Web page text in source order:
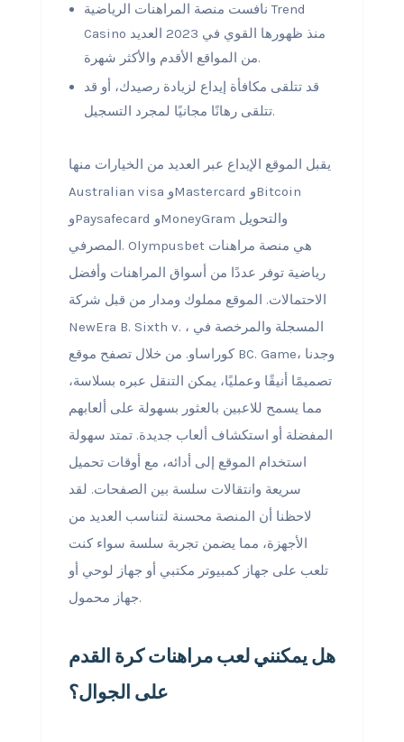
نافست منصة المراهنات الرياضية Trend
Casino منذ ظهورها القوي في 2023 العديد
من المواقع الأقدم والأكثر شهرة.
قد تتلقى مكافأة إيداع لزيادة رصيدك، أو قد
تتلقى رهانًا مجانيًا لمجرد التسجيل.
يقبل الموقع الإيداع عبر العديد من الخيارات منها
Australian visa وMastercard وBitcoin
وPaysafecard وMoneyGram والتحويل
المصرفي. Olympusbet هي منصة مراهنات
رياضية توفر عددًا من أسواق المراهنات وأفضل
الاحتمالات. الموقع مملوك ومدار من قبل شركة
NewEra B. Sixth v. ، المسجلة والمرخصة في
كوراساو. من خلال تصفح موقع BC. Game، وجدنا
تصميمًا أنيقًا وعمليًا، يمكن التنقل عبره بسلاسة،
مما يسمح للاعبين بالعثور بسهولة على ألعابهم
المفضلة أو استكشاف ألعاب جديدة. تمتد سهولة
استخدام الموقع إلى أدائه، مع أوقات تحميل
سريعة وانتقالات سلسة بين الصفحات. لقد
لاحظنا أن المنصة محسنة لتناسب العديد من
الأجهزة، مما يضمن تجربة سلسة سواء كنت
تلعب على جهاز كمبيوتر مكتبي أو جهاز لوحي أو
جهاز محمول.
هل يمكنني لعب مراهنات كرة القدم
على الجوال؟